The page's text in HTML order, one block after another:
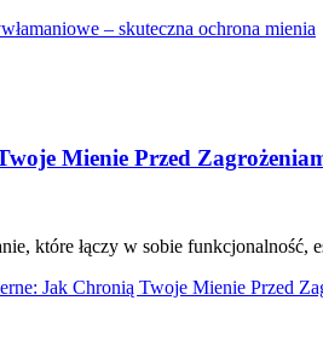
– skuteczna ochrona mienia
Mienie Przed
które łączy w sobie
Jak Chronią Twoje Mienie Przed